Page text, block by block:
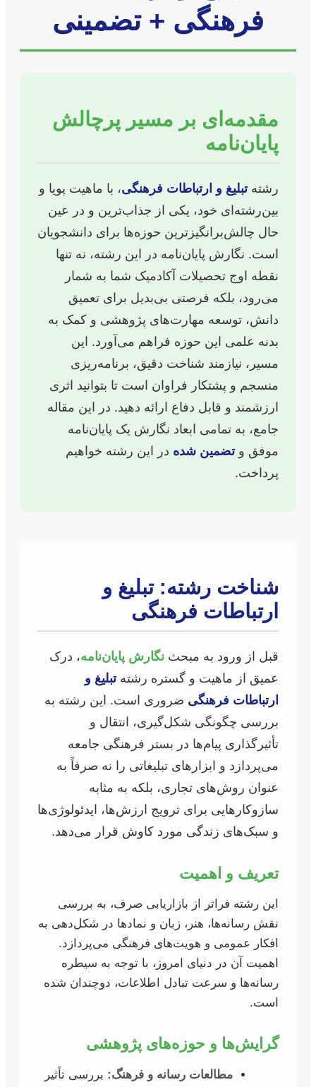
فرهنگی + تضمینی
مقدمه‌ای بر مسیر پرچالش
پایان‌نامه
رشتهتبلیغ و ارتباطات فرهنگی، با ماهیت پویا و
بین‌رشته‌ای خود، یکی از جذاب‌ترین و در عین
حال چالش‌برانگیزترین حوزه‌ها برای دانشجویان
است. نگارش پایان‌نامه در این رشته، نه تنها
نقطه اوج تحصیلات آکادمیک شما به شمار
می‌رود، بلکه فرصتی بی‌بدیل برای تعمیق
دانش، توسعه مهارت‌های پژوهشی و کمک به
بدنه علمی این حوزه فراهم می‌آورد. این
مسیر، نیازمند شناخت دقیق، برنامه‌ریزی
منسجم و پشتکار فراوان است تا بتوانید اثری
ارزشمند و قابل دفاع ارائه دهید. در این مقاله
جامع، به تمامی ابعاد نگارش یک پایان‌نامه
موفق وتضمین شده در این رشته خواهیم
پرداخت.
شناخت رشته: تبلیغ و
ارتباطات فرهنگی
قبل از ورود به مبحث نگارش پایان‌نامه، درک
عمیق از ماهیت و گستره رشتهتبلیغ و
ارتباطات فرهنگی ضروری است. این رشته به
بررسی چگونگی شکل‌گیری، انتقال و
تأثیرگذاری پیام‌ها در بستر فرهنگی جامعه
می‌پردازد و ابزارهای تبلیغاتی را نه صرفاً به
عنوان روش‌های تجاری، بلکه به مثابه
سازوکارهایی برای ترویج ارزش‌ها، ایدئولوژی‌ها
و سبک‌های زندگی مورد کاوش قرار می‌دهد.
تعریف و اهمیت
این رشته فراتر از بازاریابی صرف، به بررسی
نقش رسانه‌ها، هنر، زبان و نمادها در شکل‌دهی به
افکار عمومی و هویت‌های فرهنگی می‌پردازد.
اهمیت آن در دنیای امروز، با توجه به سیطره
رسانه‌ها و سرعت تبادل اطلاعات، دوچندان شده
است.
گرایش‌ها و حوزه‌های پژوهشی
مطالعات رسانه و فرهنگ: بررسی تأثیر